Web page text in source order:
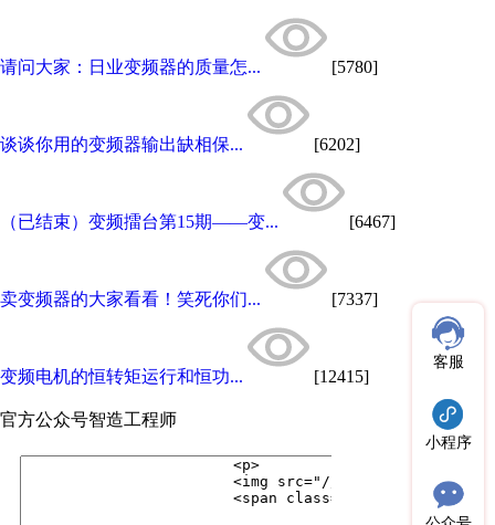
请问大家：日业变频器的质量怎... [5780]
谈谈你用的变频器输出缺相保... [6202]
（已结束）变频擂台第15期——变... [6467]
卖变频器的大家看看！笑死你们... [7337]
变频电机的恒转矩运行和恒功... [12415]
官方公众号智造工程师
客服
小程序